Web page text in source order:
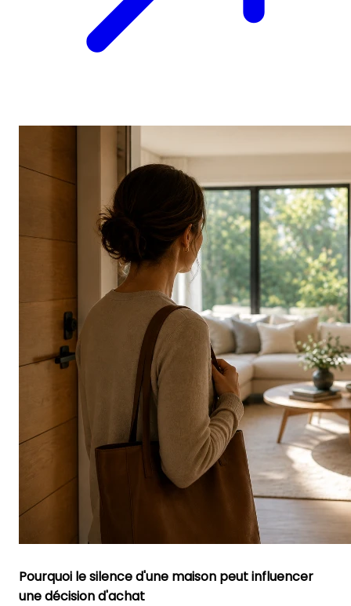
Pourquoi le silence d'une maison peut influencer
une décision d'achat